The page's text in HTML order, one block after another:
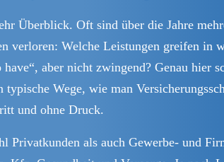
Überblick. Oft sind über die Jahre
verloren: Welche Leistungen greifen in
aber nicht zwingend? Genau hier
Wege, wie man
und ohne Druck.
als auch Gewerbe- und